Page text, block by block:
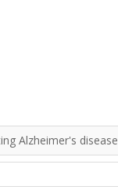
Alzheimer's disease